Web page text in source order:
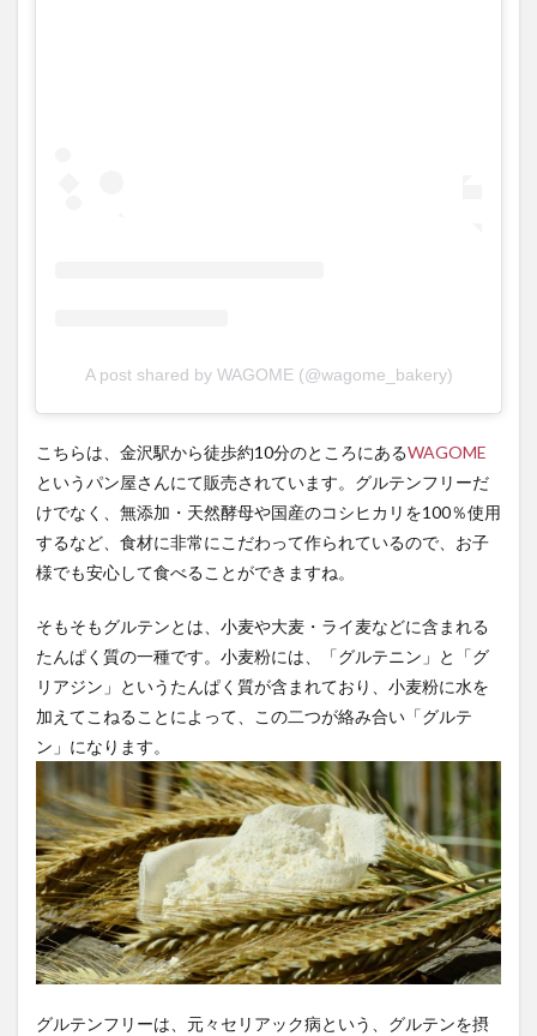
A post shared by WAGOME (@wagome_bakery)
こちらは、金沢駅から徒歩約10分のところにあるWAGOME
というパン屋さんにて販売されています。グルテンフリーだ
けでなく、無添加・天然酵母や国産のコシヒカリを100％使用
するなど、食材に非常にこだわって作られているので、お子
様でも安心して食べることができますね。
そもそもグルテンとは、小麦や大麦・ライ麦などに含まれる
たんぱく質の一種です。小麦粉には、「グルテニン」と「グ
リアジン」というたんぱく質が含まれており、小麦粉に水を
加えてこねることによって、この二つが絡み合い「グルテ
ン」になります。
グルテンフリーは、元々セリアック病という、グルテンを摂